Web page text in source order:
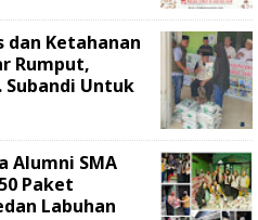
dan Ketahanan
Rumput,
Subandi Untuk
Alumni SMA
Paket
Labuhan